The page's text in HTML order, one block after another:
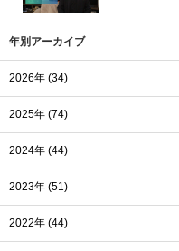
年別アーカイブ
2026年 (34)
2025年 (74)
2024年 (44)
2023年 (51)
2022年 (44)